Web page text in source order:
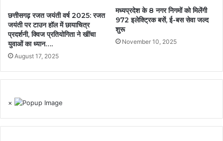
छत्तीसगढ़ रजत जयंती वर्ष 2025: रजत
जयंती पर टाउन हॉल में छायाचित्र
प्रदर्शनी, क्विज प्रतियोगिता ने खींचा
युवाओं का ध्यान….
August 17, 2025
मध्यप्रदेश के 8 नगर निगमों को मिलेंगी
972 इलेक्ट्रिक बसें, ई-बस सेवा जल्द
शुरू
November 10, 2025
×